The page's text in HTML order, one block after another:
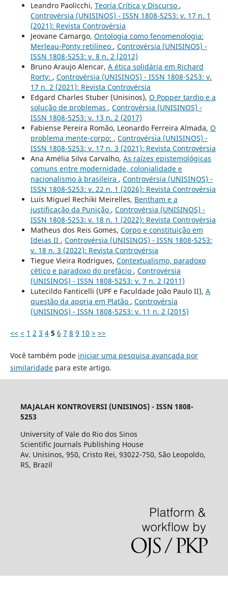
Leandro Paolicchi, Teoría Crítica y Discurso ,
Controvérsia (UNISINOS) - ISSN 1808-5253: v. 17 n. 1
(2021): Revista Controvérsia
Jeovane Camargo, Ontologia como fenomenologia:
Merleau-Ponty retilíneo , Controvérsia (UNISINOS) -
ISSN 1808-5253: v. 8 n. 2 (2012)
Bruno Araujo Alencar, A ética solidária em Richard
Rorty: , Controvérsia (UNISINOS) - ISSN 1808-5253: v.
17 n. 2 (2021): Revista Controvérsia
Edgard Charles Stuber (Unisinos), O Popper tardio e a
solução de problemas , Controvérsia (UNISINOS) -
ISSN 1808-5253: v. 13 n. 2 (2017)
Fabiense Pereira Romão, Leonardo Ferreira Almada, O
problema mente-corpo: , Controvérsia (UNISINOS) -
ISSN 1808-5253: v. 17 n. 3 (2021): Revista Controvérsia
Ana Amélia Silva Carvalho, As raízes epistemológicas
comuns entre modernidade, colonialidade e
nacionalismo à brasileira , Controvérsia (UNISINOS) -
ISSN 1808-5253: v. 22 n. 1 (2026): Revista Controvérsia
Luís Miguel Rechiki Meirelles, Bentham e a
justificação da Punição , Controvérsia (UNISINOS) -
ISSN 1808-5253: v. 18 n. 1 (2022): Revista Controvérsia
Matheus dos Reis Gomes, Corpo e constituição em
Ideias II , Controvérsia (UNISINOS) - ISSN 1808-5253:
v. 18 n. 3 (2022): Revista Controvérsia
Tiegue Vieira Rodrigues, Contextualismo, paradoxo
cético e paradoxo do prefácio , Controvérsia
(UNISINOS) - ISSN 1808-5253: v. 7 n. 2 (2011)
Lutecildo Fanticelli (UPF e Faculdade João Paulo II), A
questão da aporia em Platão , Controvérsia
(UNISINOS) - ISSN 1808-5253: v. 11 n. 2 (2015)
<< < 1 2 3 4 5 6 7 8 9 10 > >>
Você também pode iniciar uma pesquisa avançada por
similaridadepara este artigo.
MAJALAH KONTROVERSI (UNISINOS) - ISSN 1808-
5253
University of Vale do Rio dos Sinos
Scientific Journals Publishing House
Av. Unisinos, 950, Cristo Rei, 93022-750, São Leopoldo,
RS, Brazil